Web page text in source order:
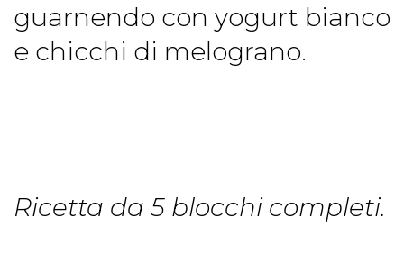
guarnendo con yogurt bianco
e chicchi di melograno.
Ricetta da 5 blocchi completi.